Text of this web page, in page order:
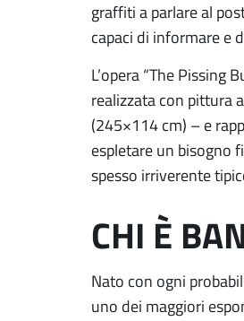
graffiti a parlare al
capaci di informare e
L’opera “The Pissing
realizzata con pittura
(245×114 cm) – e
espletare un bisogno
spesso irriverente
CHI È
Nato con ogni
uno dei maggiori